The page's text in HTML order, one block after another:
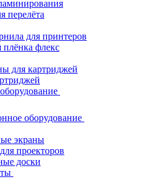
перелёта
для принтеров
плёнка флекс
для картриджей
оборудование
экраны
проекторов
доски